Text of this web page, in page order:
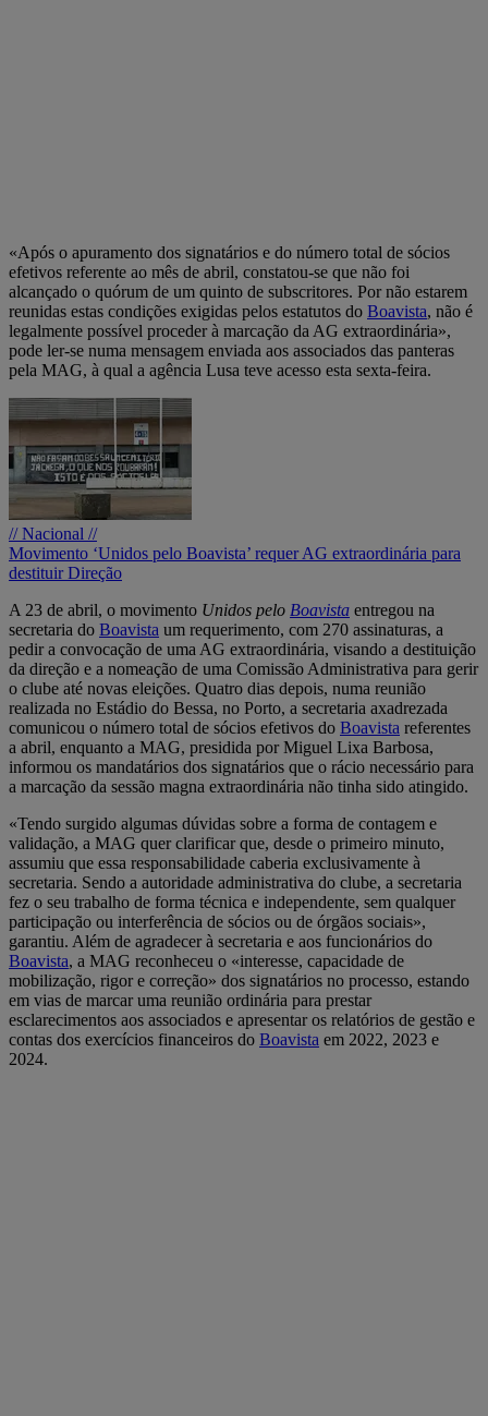
«Após o apuramento dos signatários e do número total de sócios
efetivos referente ao mês de abril, constatou-se que não foi
alcançado o quórum de um quinto de subscritores. Por não estarem
reunidas estas condições exigidas pelos estatutos do Boavista, não é
legalmente possível proceder à marcação da AG extraordinária»,
pode ler-se numa mensagem enviada aos associados das panteras
pela MAG, à qual a agência Lusa teve acesso esta sexta-feira.
// Nacional //
Movimento ‘Unidos pelo Boavista’ requer AG extraordinária para
destituir Direção
A 23 de abril, o movimento Unidos pelo Boavista entregou na
secretaria do Boavista um requerimento, com 270 assinaturas, a
pedir a convocação de uma AG extraordinária, visando a destituição
da direção e a nomeação de uma Comissão Administrativa para gerir
o clube até novas eleições. Quatro dias depois, numa reunião
realizada no Estádio do Bessa, no Porto, a secretaria axadrezada
comunicou o número total de sócios efetivos do Boavista referentes
a abril, enquanto a MAG, presidida por Miguel Lixa Barbosa,
informou os mandatários dos signatários que o rácio necessário para
a marcação da sessão magna extraordinária não tinha sido atingido.
«Tendo surgido algumas dúvidas sobre a forma de contagem e
validação, a MAG quer clarificar que, desde o primeiro minuto,
assumiu que essa responsabilidade caberia exclusivamente à
secretaria. Sendo a autoridade administrativa do clube, a secretaria
fez o seu trabalho de forma técnica e independente, sem qualquer
participação ou interferência de sócios ou de órgãos sociais»,
garantiu. Além de agradecer à secretaria e aos funcionários do
Boavista, a MAG reconheceu o «interesse, capacidade de
mobilização, rigor e correção» dos signatários no processo, estando
em vias de marcar uma reunião ordinária para prestar
esclarecimentos aos associados e apresentar os relatórios de gestão e
contas dos exercícios financeiros do Boavista em 2022, 2023 e
2024.